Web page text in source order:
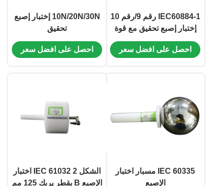
IEC60884-1 رقم 9/رقم 10
إختبار إصبع تحقيق مع قوة
احصل على افضل سعر
10N/20N/30N إختبار إصبع
تحقيق
احصل على افضل سعر
IEC 60335 مسبار اختبار
الإصبع
الشكل 2 IEC 61032 اختبار
الإصبع B بقطر يربك 125 مم